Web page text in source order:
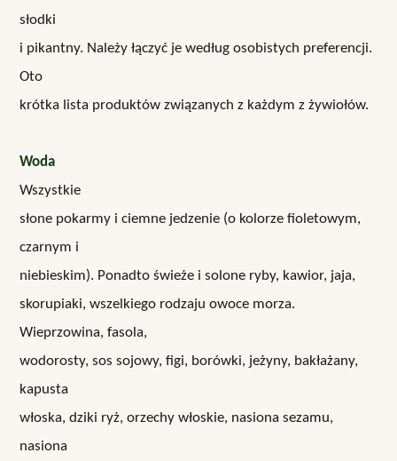
słodki
i pikantny. Należy łączyć je według osobistych preferencji.
Oto
krótka lista produktów związanych z każdym z żywiołów.
Woda
Wszystkie
słone pokarmy i ciemne jedzenie (o kolorze fioletowym,
czarnym i
niebieskim). Ponadto świeże i solone ryby, kawior, jaja,
skorupiaki, wszelkiego rodzaju owoce morza.
Wieprzowina, fasola,
wodorosty, sos sojowy, figi, borówki, jeżyny, bakłażany,
kapusta
włoska, dziki ryż, orzechy włoskie, nasiona sezamu,
nasiona